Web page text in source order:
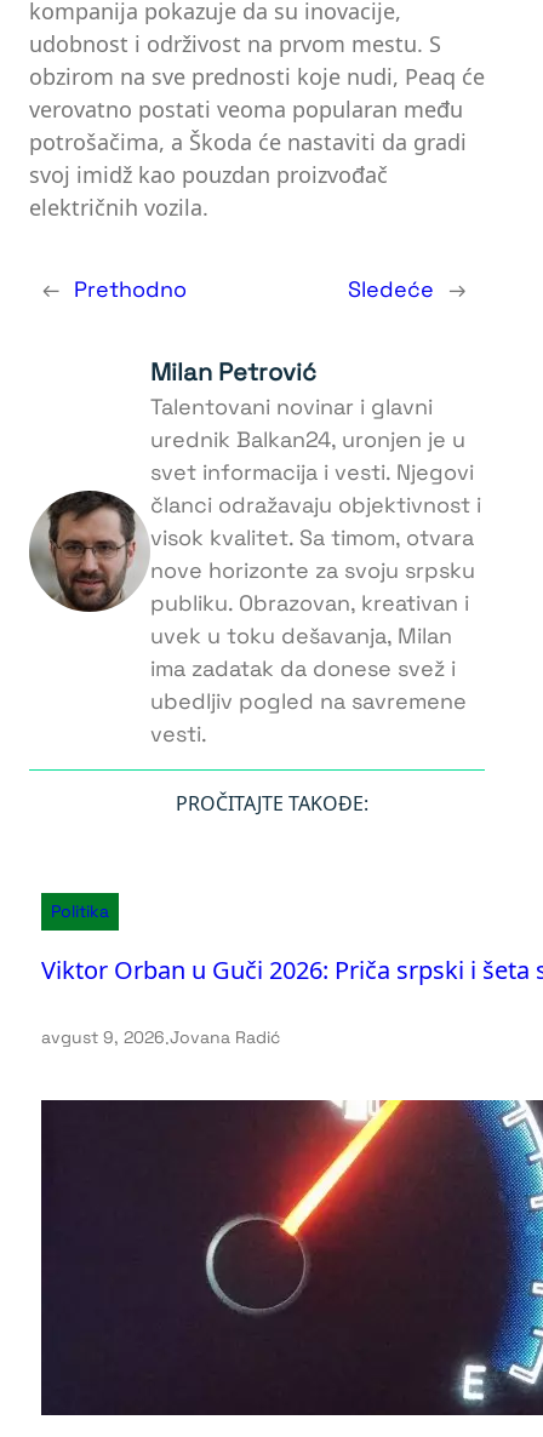
kompanija pokazuje da su inovacije,
udobnost i održivost na prvom mestu. S
obzirom na sve prednosti koje nudi, Peaq će
verovatno postati veoma popularan među
potrošačima, a Škoda će nastaviti da gradi
svoj imidž kao pouzdan proizvođač
električnih vozila.
← Prethodno Sledeće →
Milan Petrović
Talentovani novinar i glavni
urednik Balkan24, uronjen je u
svet informacija i vesti. Njegovi
članci odražavaju objektivnost i
visok kvalitet. Sa timom, otvara
nove horizonte za svoju srpsku
publiku. Obrazovan, kreativan i
uvek u toku dešavanja, Milan
ima zadatak da donese svež i
ubedljiv pogled na savremene
vesti.
PROČITAJTE TAKOĐE:
Politika
Viktor Orban u Guči 2026: Priča srpski i šeta
avgust 9, 2026.Jovana Radić